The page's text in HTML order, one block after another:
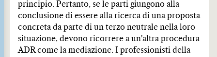
principio. Pertanto, se le parti giungono alla
conclusione di essere alla ricerca di una proposta
concreta da parte di un terzo neutrale nella loro
situazione, devono ricorrere a un'altra procedura
ADR come la mediazione. I professionisti della